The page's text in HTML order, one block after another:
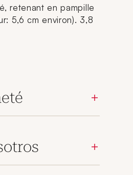
retenant en pampille
5,6 cm environ). 3,8